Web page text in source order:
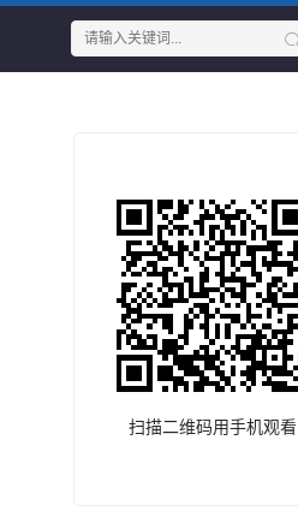
扫描二维码用手机观看